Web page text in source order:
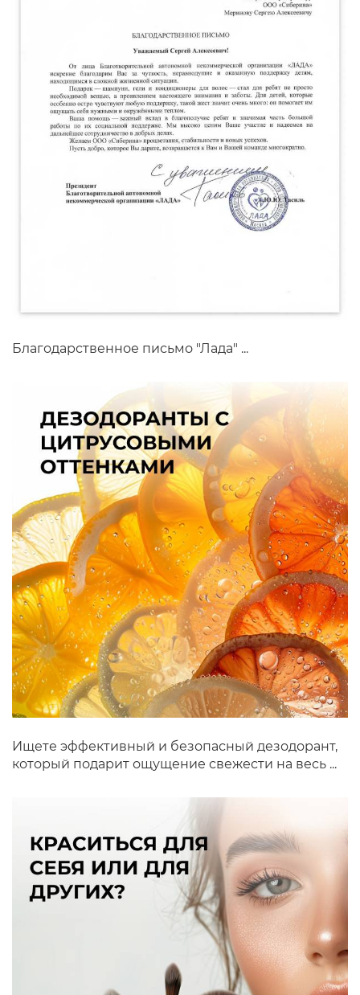
Благодарственное письмо "Лада" ...
Ищете эффективный и безопасный дезодорант,
который подарит ощущение свежести на весь ...